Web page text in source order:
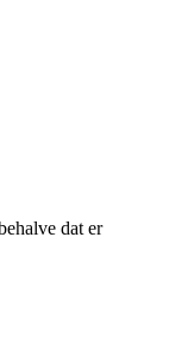
dat er